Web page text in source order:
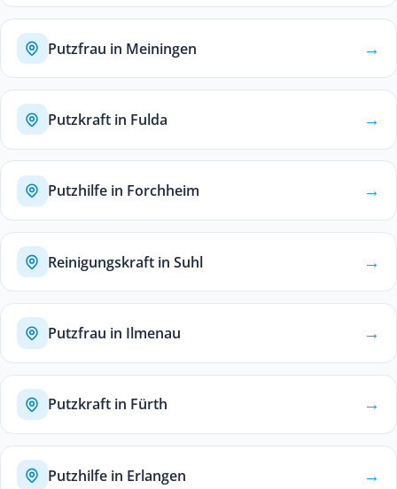
Putzfrau in Meiningen →
Putzkraft in Fulda →
Putzhilfe in Forchheim →
Reinigungskraft in Suhl →
Putzfrau in Ilmenau →
Putzkraft in Fürth →
Putzhilfe in Erlangen →